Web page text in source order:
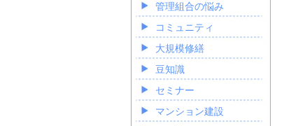
管理組合の悩み
コミュニティ
大規模修繕
豆知識
セミナー
マンション建設